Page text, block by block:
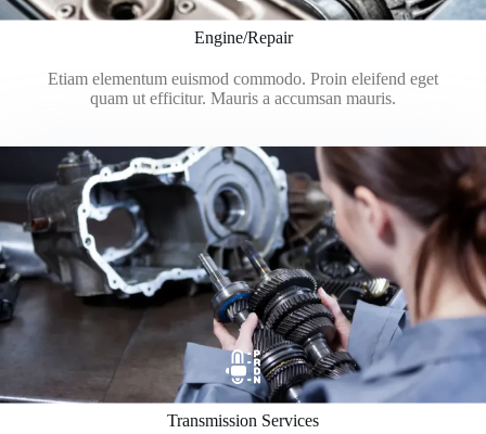
Engine/Repair
Etiam elementum euismod commodo. Proin eleifend eget
quam ut efficitur. Mauris a accumsan mauris.
Transmission Services